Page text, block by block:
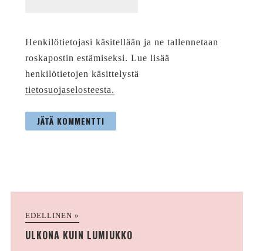
Henkilötietojasi käsitellään ja ne tallennetaan
roskapostin estämiseksi. Lue lisää
henkilötietojen käsittelystä
tietosuojaselosteesta.
EDELLINEN »
ULKONA KUIN LUMIUKKO